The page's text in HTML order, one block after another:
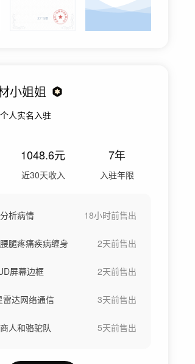
小姐姐
个人实名入驻
1048.6元
近30天收入
7年
入驻年限
析病情 18小时前售出
腿疼痛疾病缠身 2天前售出
屏幕边框 2天前售出
达网络通信 3天前售出
人和骆驼队 5天前售出